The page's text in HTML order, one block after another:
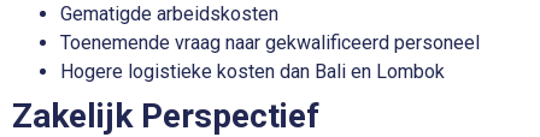
Gematigde arbeidskosten
Toenemende vraag naar gekwalificeerd personeel
Hogere logistieke kosten dan Bali en Lombok
Zakelijk Perspectief